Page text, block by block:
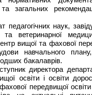
загальних
наук,
та ветеринарної
вищої та фахової
навчального
бакалаврів.
директора
освіти і освіти
передвищої